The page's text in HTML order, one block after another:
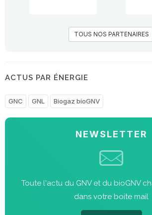
TOUS NOS PARTENAIRES
ACTUS PAR ÉNERGIE
GNC GNL Biogaz bioGNV
NEWSLETTER
Toute l'actu du GNV et du bioGNV
dans votre boite mail